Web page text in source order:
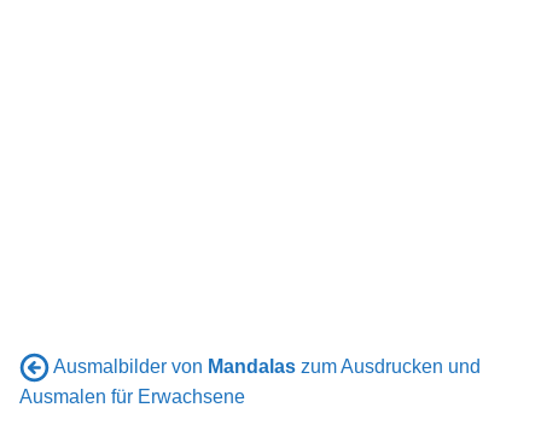
Ausmalbilder von Mandalas zum Ausdrucken und
Ausmalen für Erwachsene